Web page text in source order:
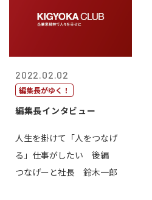
2022.02.02
編集長がゆく！
編集長インタビュー
人生を掛けて「人をつなげ
る」仕事がしたい 後編
つなげーと社長 鈴木一郎